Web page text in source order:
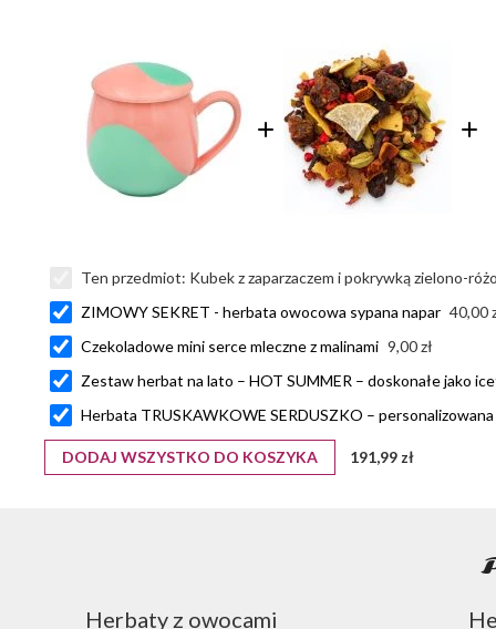
Ten przedmiot: Kubek z zaparzaczem i pokrywką zielono-
ZIMOWY SEKRET - herbata owocowa sypana napar 40,00
Czekoladowe mini serce mleczne z malinami 9,00 zł
Zestaw herbat na lato – HOT SUMMER – doskonałe jako
Herbata TRUSKAWKOWE SERDUSZKO –
DODAJ WSZYSTKO DO KOSZYKA 191,99 zł
Herbaty z owocami